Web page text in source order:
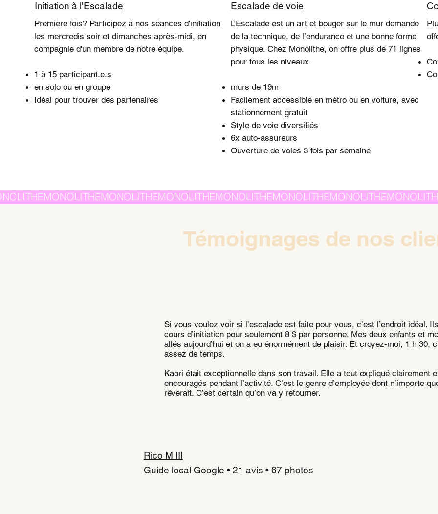
Initiation à l'Escalade
Première fois? Participez à nos séances d'initiation
les mercredis soir et dimanches après-midi, en
compagnie d'un membre de notre équipe.
1 à 15 participant.e.s
en solo ou en groupe
Idéal pour trouver des partenaires
Escalade de voie
L’Escalade est un art et bouger sur le mur demande
de la technique, de l’endurance et une bonne forme
physique. Chez Monolithe, on offre plus de 71 lignes
pour tous les niveaux.
murs de 19m
Facilement accessible en métro ou en voiture, avec
stationnement gratuit
Style de voie diversifiés
6x auto-assureurs
Ouverture de voies 3 fois par semaine
Témoignages de nos
Si vous voulez voir si l’escalade est faite pour vous, c’est l’endroit idéal.
cours d’initiation pour seulement 8 $ par personne. Mes deux enfants et
allés aujourd’hui et on a eu énormément de plaisir. Et croyez-moi, 1 h 30,
assez de temps.
Kaori était exceptionnelle dans son travail. Elle a tout expliqué clairement
encouragés pendant l’activité. C’est le genre d’employée dont n’importe
rêverait. C’est certain qu’on va y retourner.
Rico M III
Guide local Google • 21 avis • 67 photos